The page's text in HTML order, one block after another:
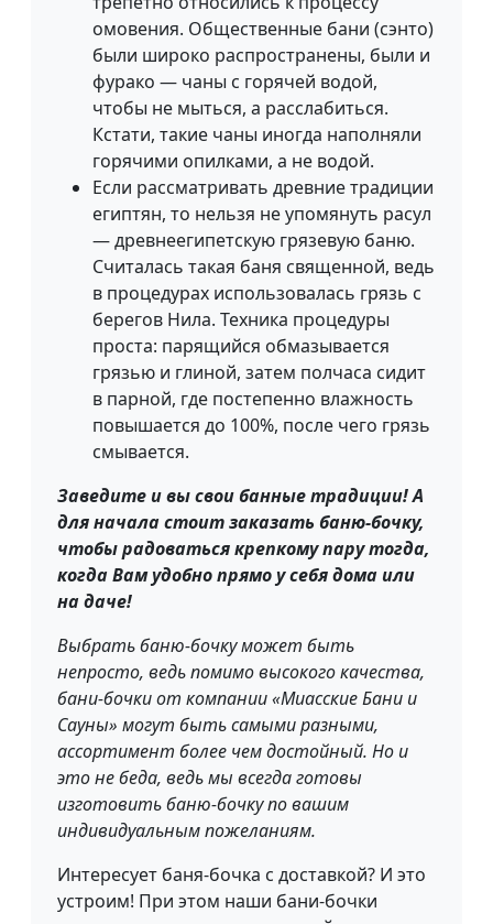
омовения. Общественные бани (сэнто)
были широко распространены, были и
фурако — чаны с горячей водой,
чтобы не мыться, а расслабиться.
Кстати, такие чаны иногда наполняли
горячими опилками, а не водой.
Если рассматривать древние традиции
египтян, то нельзя не упомянуть расул
— древнеегипетскую грязевую баню.
Считалась такая баня священной, ведь
в процедурах использовалась грязь с
берегов Нила. Техника процедуры
проста: парящийся обмазывается
грязью и глиной, затем полчаса сидит
в парной, где постепенно влажность
повышается до 100%, после чего грязь
смывается.
Заведите и вы свои банные традиции! А
для начала стоит заказать баню-бочку,
чтобы радоваться крепкому пару тогда,
когда Вам удобно прямо у себя дома или
на даче!
Выбрать баню-бочку может быть
непросто, ведь помимо высокого качества,
бани-бочки от компании «Миасские Бани и
Сауны» могут быть самыми разными,
ассортимент более чем достойный. Но и
это не беда, ведь мы всегда готовы
изготовить баню-бочку по вашим
индивидуальным пожеланиям.
Интересует баня-бочка с доставкой? И это
устроим! При этом наши бани-бочки